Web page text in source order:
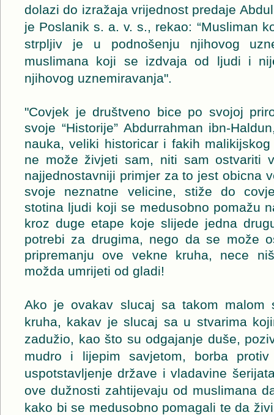
dolazi do izražaja vrijednost predaje
je Poslanik s. a. v. s., rekao: “Musliman
strpljiv je u podnošenju njihovog
muslimana koji se izdvaja od ljudi i
njihovog uznemiravanja".
"Covjek je društveno bice po svojoj
svoje “Historije” Abdurrahman ibn-
nauka, veliki historicar i fakih
ne može živjeti sam, niti sam ostvariti
najjednostavniji primjer za to jest obicna
svoje neznatne velicine, stiže do
stotina ljudi koji se medusobno pomažu
kroz duge etape koje slijede jedna
potrebi za drugima, nego da se može
pripremanju ove vekne kruha, nece
možda umrijeti od gladi!
Ako je ovakav slucaj sa takom malom
kruha, kakav je slucaj sa u stvarima
zadužio, kao što su odgajanje duše,
mudro i lijepim savjetom, borba
uspotstavljenje države i vladavine
ove dužnosti zahtijevaju od muslimana
kako bi se medusobno pomagali te da